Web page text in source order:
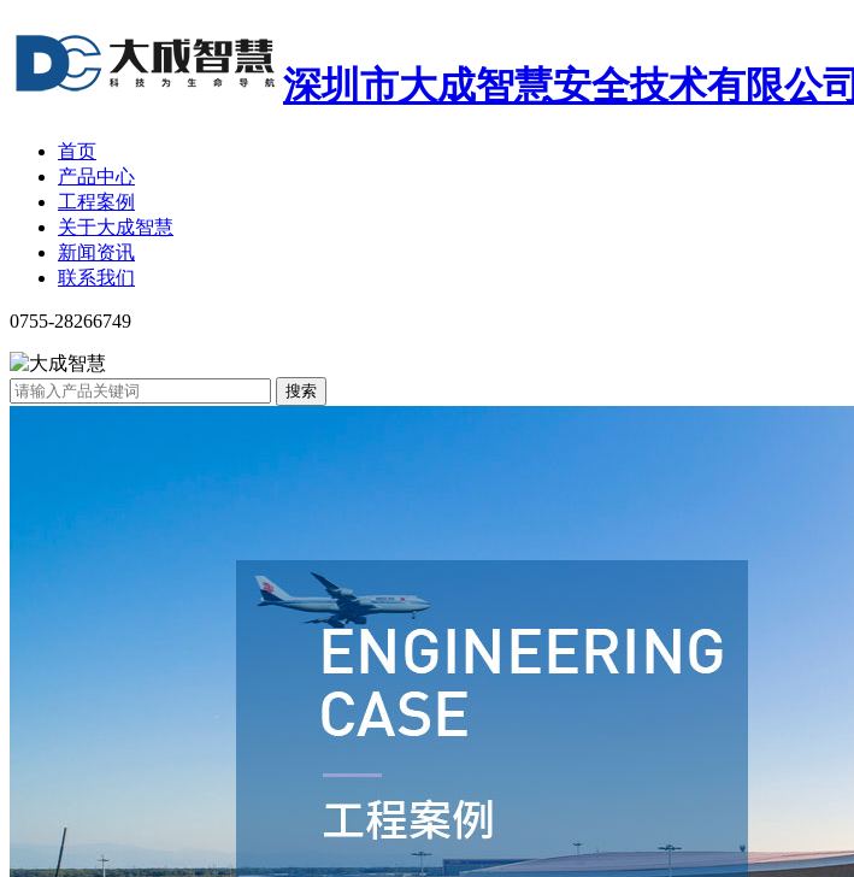
深圳市大成智慧安全技术有限公司
首页
产品中心
工程案例
关于大成智慧
新闻资讯
联系我们
0755-28266749
搜索